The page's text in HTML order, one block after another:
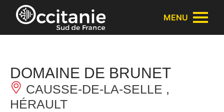
Panneau de gestion des cookies
MENU
DOMAINE DE BRUNET
CAUSSE-DE-LA-SELLE ,
HÉRAULT